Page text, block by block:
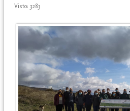
Visto: 3283